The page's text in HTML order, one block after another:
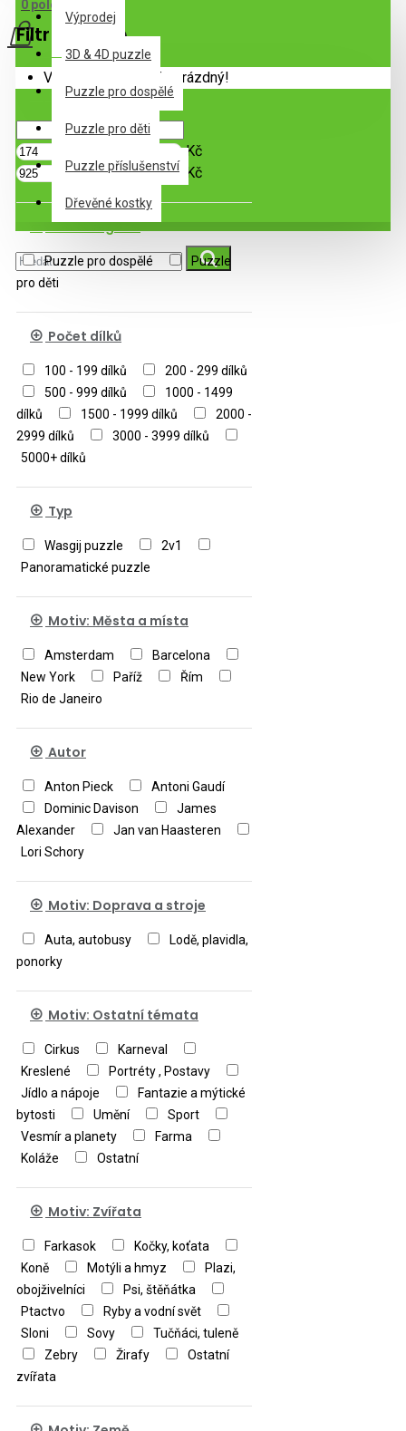
Výprodej
3D & 4D puzzle
Puzzle pro dospělé
Puzzle pro děti
Puzzle příslušenství
Dřevěné kostky
0 položek - 0Kč
Váš nákupní košík je prázdný!
Filtr
Cena
Kč
Kč
Podkategorie
Puzzle pro dospělé
Puzzle
pro děti
Počet dílků
100 - 199 dílků
200 - 299 dílků
500 - 999 dílků
1000 - 1499
dílků
1500 - 1999 dílků
2000 -
2999 dílků
3000 - 3999 dílků
5000+ dílků
Typ
Wasgij puzzle
2v1
Panoramatické puzzle
Motiv: Města a místa
Amsterdam
Barcelona
New York
Paříž
Řím
Rio de Janeiro
Autor
Anton Pieck
Antoni Gaudí
Dominic Davison
James
Alexander
Jan van Haasteren
Lori Schory
Motiv: Doprava a stroje
Auta, autobusy
Lodě, plavidla,
ponorky
Motiv: Ostatní témata
Cirkus
Karneval
Kreslené
Portréty , Postavy
Jídlo a nápoje
Fantazie a mýtické
bytosti
Umění
Sport
Vesmír a planety
Farma
Koláže
Ostatní
Motiv: Zvířata
Farkasok
Kočky, koťata
Koně
Motýli a hmyz
Plazi,
obojživelníci
Psi, štěňátka
Ptactvo
Ryby a vodní svět
Sloni
Sovy
Tučňáci, tuleně
Zebry
Žirafy
Ostatní
zvířata